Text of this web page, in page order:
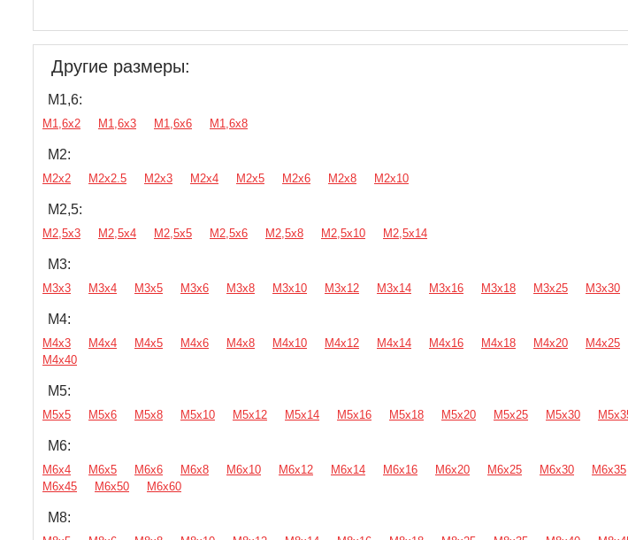
Другие размеры:
М1,6:
М1,6х2 М1,6х3 М1,6х6 М1,6х8
М2:
М2х2 М2х2.5 М2х3 М2х4 М2х5 М2х6 М2х8 М2х10
М2,5:
М2,5х3 М2,5х4 М2,5х5 М2,5х6 М2,5х8 М2,5х10 М2,5х14
М3:
М3х3 М3х4 М3х5 М3х6 М3х8 М3х10 М3х12 М3х14 М3х16 М3х18 М3х25 М3х30
М4:
М4х3 М4х4 М4х5 М4х6 М4х8 М4х10 М4х12 М4х14 М4х16 М4х18 М4х20 М4х25
М4х40
М5:
М5х5 М5х6 М5х8 М5х10 М5х12 М5х14 М5х16 М5х18 М5х20 М5х25 М5х30
М6:
М6х4 М6х5 М6х6 М6х8 М6х10 М6х12 М6х14 М6х16 М6х20 М6х25 М6х30 М6х35
М6х45
М6х50 М6х60
М8: